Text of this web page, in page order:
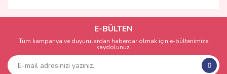
E-BÜLTEN
Tüm kampanya ve duyurulardan haberdar olmak için e-bültenimize
kaydolunuz.